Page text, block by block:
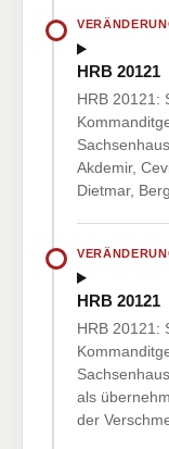
HRB 20121
HRB 20121:
Akdemir,
Dietmar,
HRB 20121
HRB 20121:
als
der